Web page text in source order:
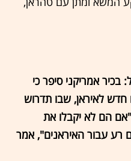
בכיר אמריקני סיפר כי
לאיראן, שבו תדרוש
הם לא יקבלו את
רע עבור האיראנים", אמר